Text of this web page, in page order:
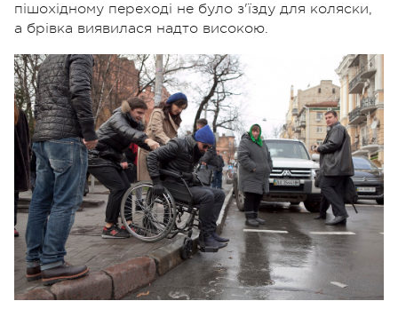
пішохідному переході не було з'їзду для коляски,
а брівка виявилася надто високою.